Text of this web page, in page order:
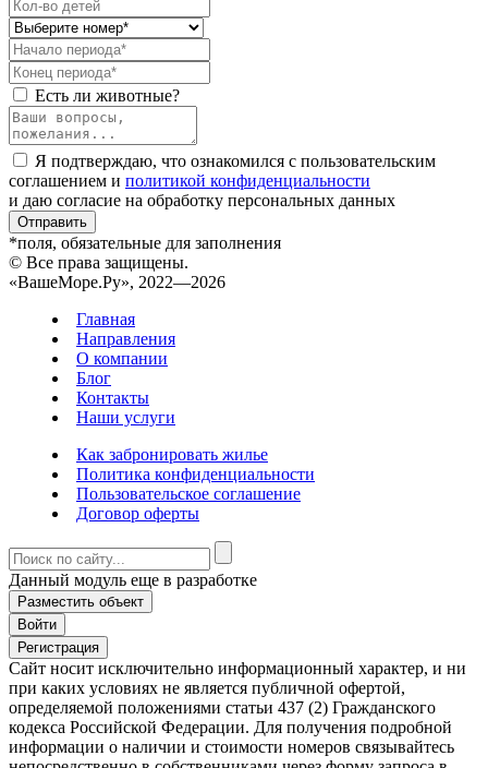
Есть ли животные?
Я подтверждаю, что ознакомился с пользовательским
соглашением и политикой конфиденциальности
и даю согласие на обработку персональных данных
Отправить
*поля, обязательные для заполнения
© Все права защищены.
«ВашеМоре.Ру», 2022—2026
Главная
Направления
О компании
Блог
Контакты
Наши услуги
Как забронировать жилье
Политика конфиденциальности
Пользовательское соглашение
Договор оферты
Данный модуль еще в разработке
Разместить объект
Войти
Регистрация
Сайт носит исключительно информационный характер, и ни
при каких условиях не является публичной офертой,
определяемой положениями статьи 437 (2) Гражданского
кодекса Российской Федерации. Для получения подробной
информации о наличии и стоимости номеров связывайтесь